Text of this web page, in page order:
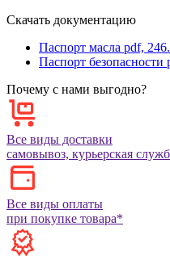
Скачать документацию
Паспорт масла pdf,
Паспорт безопасности
Почему с нами выгодно?
Все виды доставки
самовывоз, курьерская
Все виды оплаты
при покупке товара*